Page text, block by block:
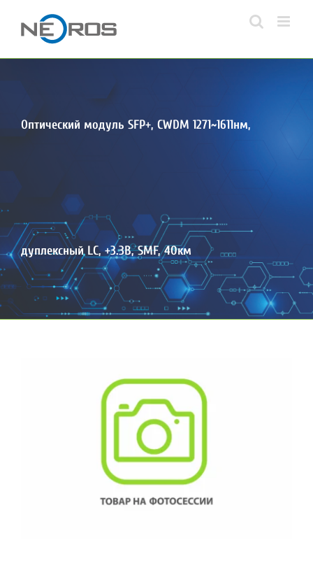
Оптический модуль SFP+, CWDM 1271~1611нм,
дуплексный LC, +3.3В, SMF, 40км